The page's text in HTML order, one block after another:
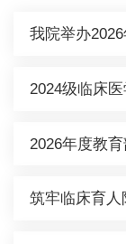
我院举办
2024级临床
2026年度教
筑牢临床育